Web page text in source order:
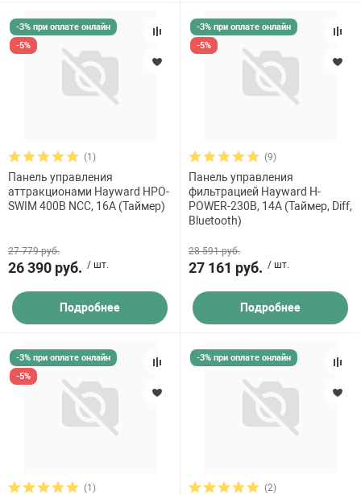
-3% при оплате онлайн
-5%
(1)
Панель управления
аттракционами Hayward HPO-
SWIM 400В NCC, 16A (Таймер)
27 779 руб.
26 390 руб. / шт.
Подробнее
-3% при оплате онлайн
-5%
(9)
Панель управления
фильтрацией Hayward H-
POWER-230В, 14A (Таймер, Diff,
Bluetooth)
28 591 руб.
27 161 руб. / шт.
Подробнее
-3% при оплате онлайн
-5%
(1)
-3% при оплате онлайн
(2)